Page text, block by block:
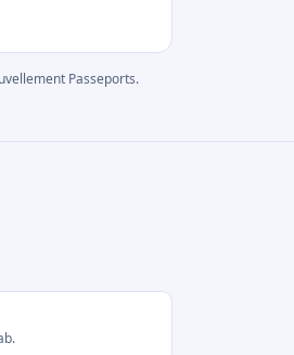
Passeports.